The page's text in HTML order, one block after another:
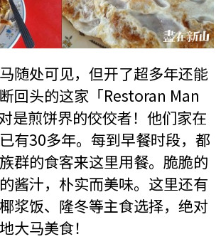
随处可见，但开了超多年还能
回头的这家「Restoran Man
是煎饼界的佼佼者！他们家在
有30多年。每到早餐时段，都
群的食客来这里用餐。脆脆的
酱汁，朴实而美味。这里还有
浆饭、隆冬等主食选择，绝对
大马美食！